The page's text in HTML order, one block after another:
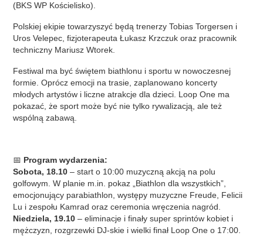
(BKS WP Kościelisko).
Polskiej ekipie towarzyszyć będą trenerzy Tobias Torgersen i
Uros Velepec, fizjoterapeuta Łukasz Krzczuk oraz pracownik
techniczny Mariusz Wtorek.
Festiwal ma być świętem biathlonu i sportu w nowoczesnej
formie. Oprócz emocji na trasie, zaplanowano koncerty
młodych artystów i liczne atrakcje dla dzieci. Loop One ma
pokazać, że sport może być nie tylko rywalizacją, ale też
wspólną zabawą.
📅 Program wydarzenia:
Sobota, 18.10 – start o 10:00 muzyczną akcją na polu
golfowym. W planie m.in. pokaz „Biathlon dla wszystkich”,
emocjonujący parabiathlon, występy muzyczne Freude, Felicii
Lu i zespołu Kamrad oraz ceremonia wręczenia nagród.
Niedziela, 19.10 – eliminacje i finały super sprintów kobiet i
mężczyzn, rozgrzewki DJ-skie i wielki finał Loop One o 17:00.